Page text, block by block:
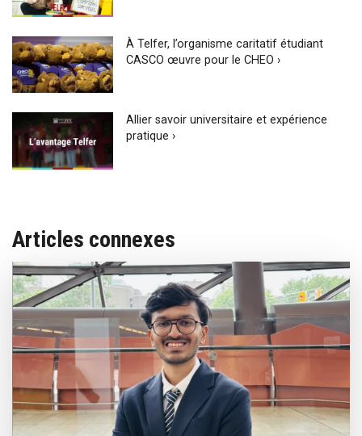
À Telfer, l’organisme caritatif étudiant
CASCO œuvre pour le CHEO ›
Allier savoir universitaire et expérience
pratique ›
Articles connexes